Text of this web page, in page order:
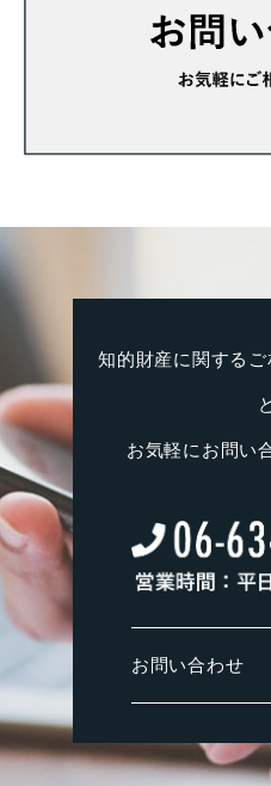
知的財産に関する
お気軽にお問い
お問い合わせ